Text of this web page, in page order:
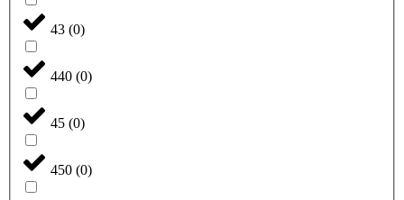
43 (0)
440 (0)
45 (0)
450 (0)